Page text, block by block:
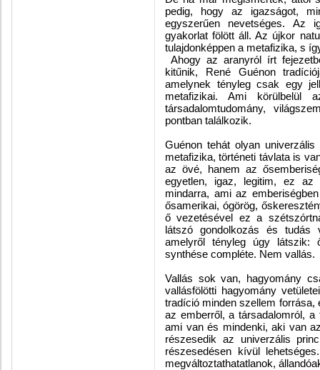
pedig, hogy az igazságot,
egyszerűen nevetséges. Az
gyakorlat fölött áll. Az újkor
tulajdonképpen a metafizika, s
Ahogy az aranyról írt
kitűnik, René Guénon
amelynek tényleg csak egy
metafizikai. Ami körülbelül
társadalomtudomány,
pontban találkozik.
Guénon tehát olyan
metafizika, történeti távlata is
az övé, hanem az
egyetlen, igaz, legitim, ez az
mindarra, ami az
ősamerikai, ógörög,
ő vezetésével ez a
látszó gondolkozás és tudás
amelyről tényleg úgy látszik:
synthése compléte. Nem vallás.
Vallás sok van, hagyomány
vallásfölötti hagyomány
tradíció minden szellem forrása,
az emberről, a társadalomról, a
ami van és mindenki, aki van
részesedik az univerzális
részesedésen kívül
megváltoztathatatlanok,